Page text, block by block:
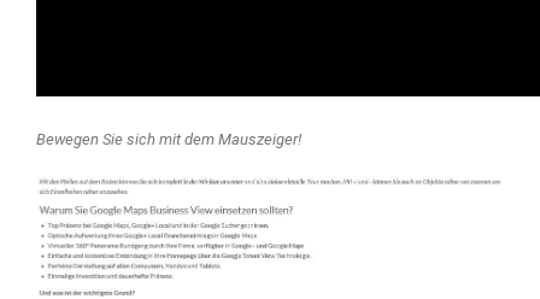
Bewegen Sie sich mit dem Mauszeiger!